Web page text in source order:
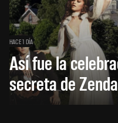
HACE 1 DÍA
Así fue la
secreta de